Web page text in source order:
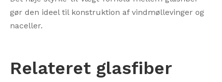
gør den ideel til konstruktion af vindmøllevinger og
naceller.
Relateret glasfiber